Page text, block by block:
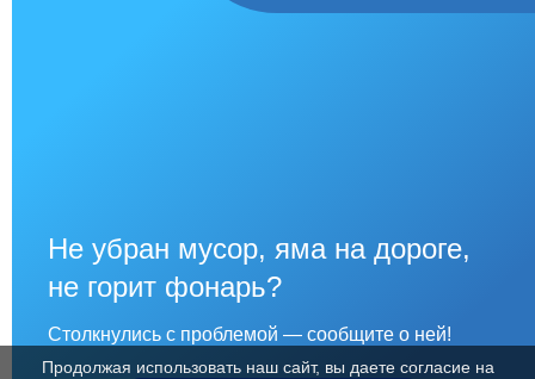
Не убран мусор, яма на дороге,
не горит фонарь?
Столкнулись с проблемой — сообщите о ней!
Продолжая использовать наш сайт, вы даете согласие на